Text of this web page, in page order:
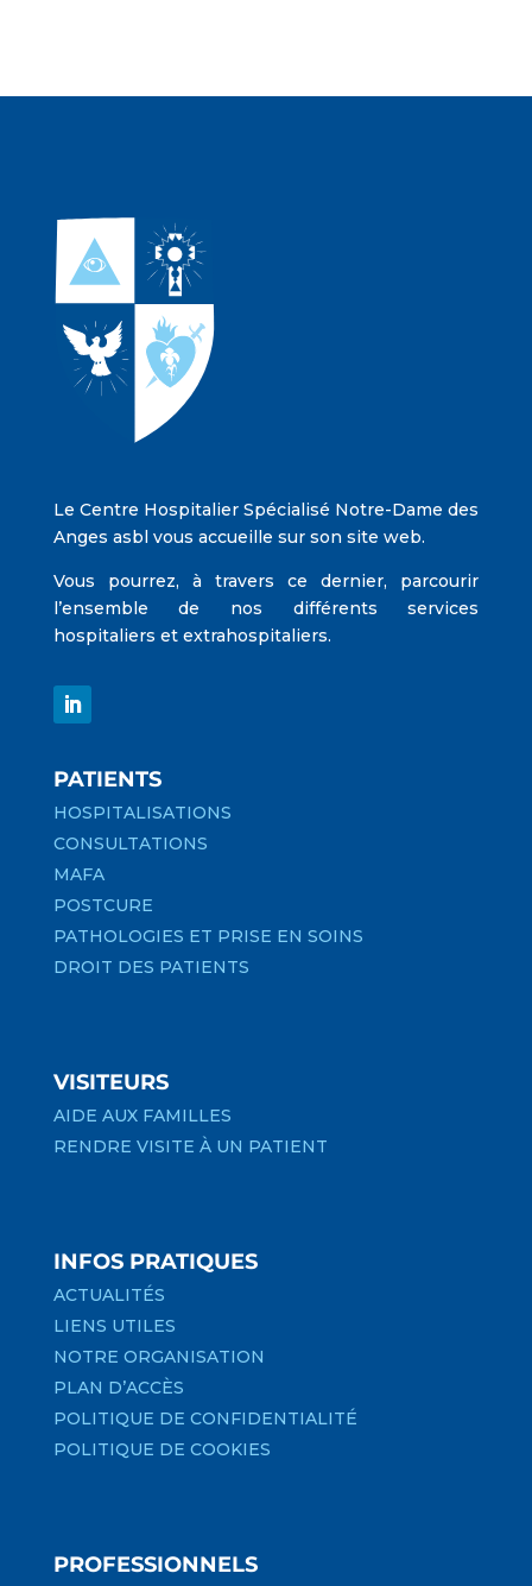
Le Centre Hospitalier Spécialisé Notre-Dame des
Anges asbl vous accueille sur son site web.
Vous pourrez, à travers ce dernier, parcourir
l’ensemble de nos différents services
hospitaliers et extrahospitaliers.
PATIENTS
HOSPITALISATIONS
CONSULTATIONS
MAFA
POSTCURE
PATHOLOGIES ET PRISE EN SOINS
DROIT DES PATIENTS
VISITEURS
AIDE AUX FAMILLES
RENDRE VISITE À UN PATIENT
INFOS PRATIQUES
ACTUALITÉS
LIENS UTILES
NOTRE ORGANISATION
PLAN D’ACCÈS
POLITIQUE DE CONFIDENTIALITÉ
POLITIQUE DE COOKIES
PROFESSIONNELS